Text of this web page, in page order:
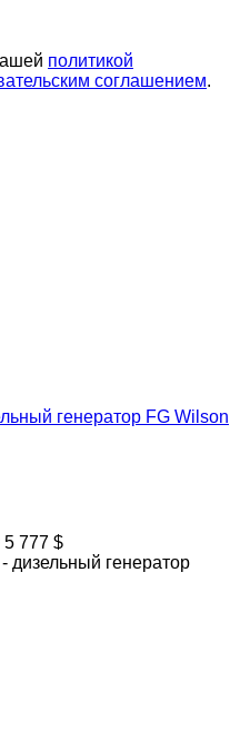
политикой
соглашением.
генератор FG Wilson
5 777 $
генератор